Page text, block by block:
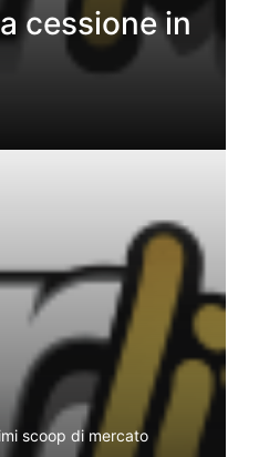
cessione in
scoop di mercato